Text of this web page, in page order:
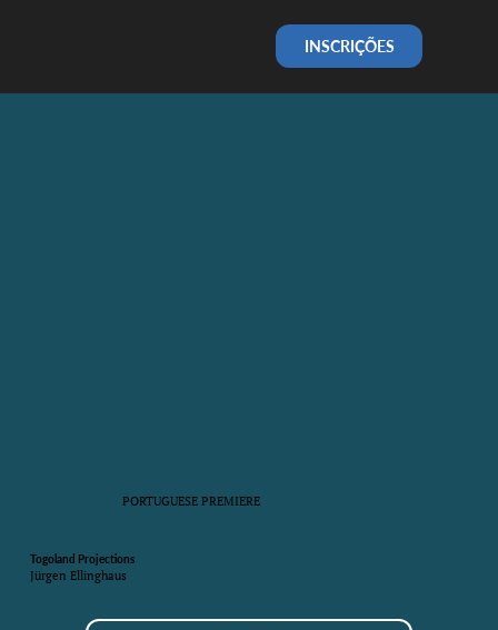
INSCRIÇÕES
PORTUGUESE PREMIERE
Togoland Projections
Jürgen Ellinghaus